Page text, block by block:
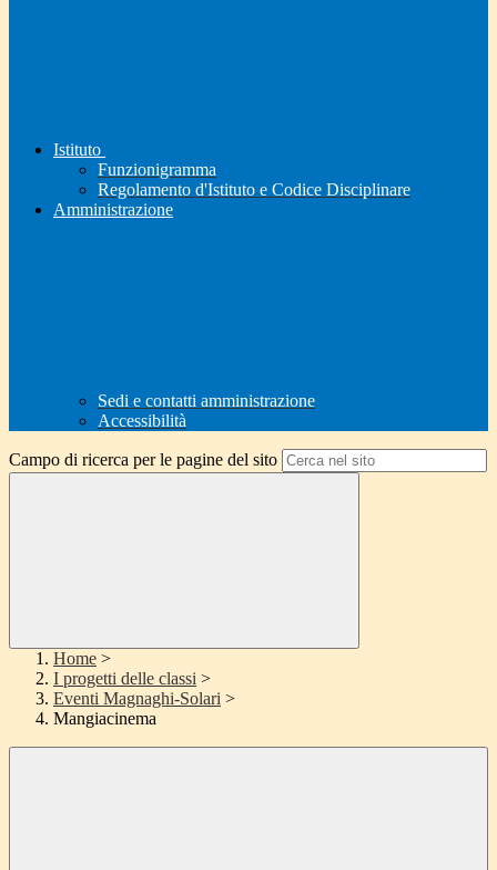
Istituto
Funzionigramma
Regolamento d'Istituto e Codice Disciplinare
Amministrazione
Sedi e contatti amministrazione
Accessibilità
Campo di ricerca per le pagine del sito
Home >
I progetti delle classi >
Eventi Magnaghi-Solari >
Mangiacinema